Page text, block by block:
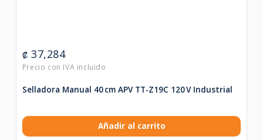
₡ 37,284
Selladora Manual 40 cm APV TT-Z19C 120 V Industrial
Añadir al carrito